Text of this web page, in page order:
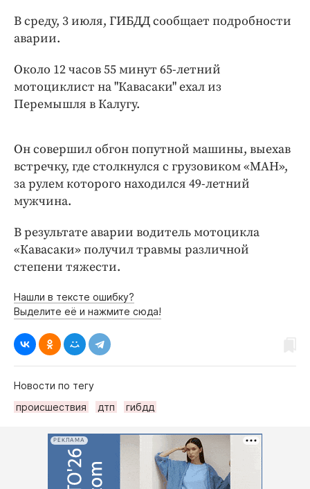
В среду, 3 июля, ГИБДД сообщает подробности
аварии.
Около 12 часов 55 минут 65-летний
мотоциклист на "Кавасаки" ехал из
Перемышля в Калугу.
Он совершил обгон попутной машины, выехав
встречку, где столкнулся с грузовиком «МАН»,
за рулем которого находился 49-летний
мужчина.
В результате аварии водитель мотоцикла
«Кавасаки» получил травмы различной
степени тяжести.
Нашли в тексте ошибку?
Выделите её и нажмите сюда!
Новости по тегу
происшествия
дтп гибдд
РЕКЛАМА